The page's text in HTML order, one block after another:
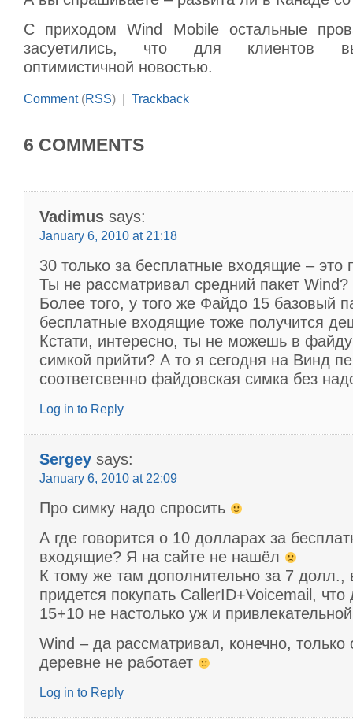
С приходом Wind Mobile остальные
засуетились, что для клиентов
оптимистичной новостью.
Comment(RSS) | Trackback
6 COMMENTS
Vadimus says:
January 6, 2010 at 21:18
30 только за бесплатные входящие – это
Ты не рассматривал средний пакет Wind?
Более того, у того же Файдо 15 базовый
бесплатные входящие тоже получится
Кстати, интересно, ты не можешь в
симкой прийти? А то я сегодня на Винд
соответсвенно файдовская симка без
Log in to Reply
Sergey says:
January 6, 2010 at 22:09
Про симку надо спросить
А где говорится о 10 долларах за
входящие? Я на сайте не нашёл
К тому же там дополнительно за 7 долл.,
придется покупать CallerID+Voicemail,
15+10 не настолько уж и
Wind – да рассматривал, конечно,
деревне не работает
Log in to Reply